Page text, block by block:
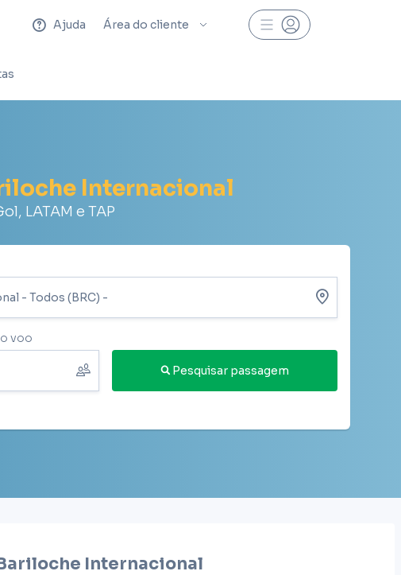
Ajuda Área do cliente
Internacional
LATAM e TAP
voo
Pesquisar passagem
Internacional